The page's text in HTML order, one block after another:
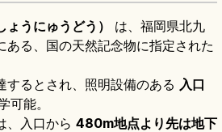
ょうにゅうどう）
は、福岡県北九
ある、国の天然記念物に指定された
するとされ、照明設備のある 入口
可能。
、入口から 480m地点より先は地下